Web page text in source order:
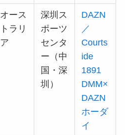
オース
トラリ
ア
深圳ス
ポーツ
センタ
ー（中
国・深
圳）
DAZN
／
Courts
ide
1891
DMM×
DAZN
ホーダ
イ